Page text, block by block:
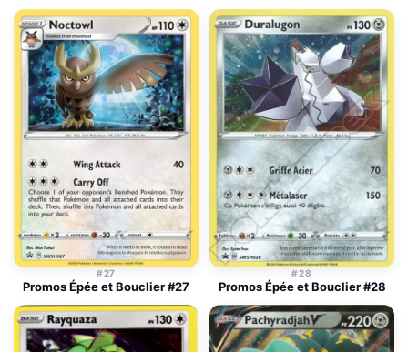
#27
Promos Épée et Bouclier #27
#28
Promos Épée et Bouclier #28